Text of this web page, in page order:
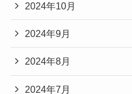
2024年10月
2024年9月
2024年8月
2024年7月